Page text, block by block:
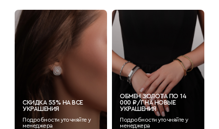
СКИДКА 55% НА ВСЕ
УКРАШЕНИЯ
Подробности уточняйте у
менеджера
ОБМЕН ЗОЛОТА ПО 14
000 ₽/Г НА НОВЫЕ
УКРАШЕНИЯ
Подробности уточняйте у
менеджера